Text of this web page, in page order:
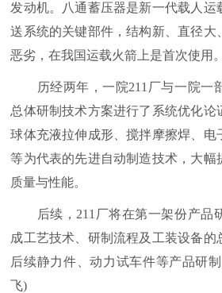
发动机。八通蓄压器是新一代载人运
送系统的关键部件，结构新、直径大
恶劣，在我国运载火箭上是首次使用。
历经两年，一院211厂与一院一
总体研制技术方案进行了系统优化论
球体充液拉伸成形、搅拌摩擦焊、电
等为代表的先进自动制造技术，大幅
质量与性能。
后续，211厂将在第一架份产品
成工艺技术、研制流程及工装设备的
后续静力件、动力试车件等产品研
飞)